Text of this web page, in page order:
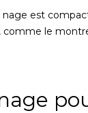
est
comme le